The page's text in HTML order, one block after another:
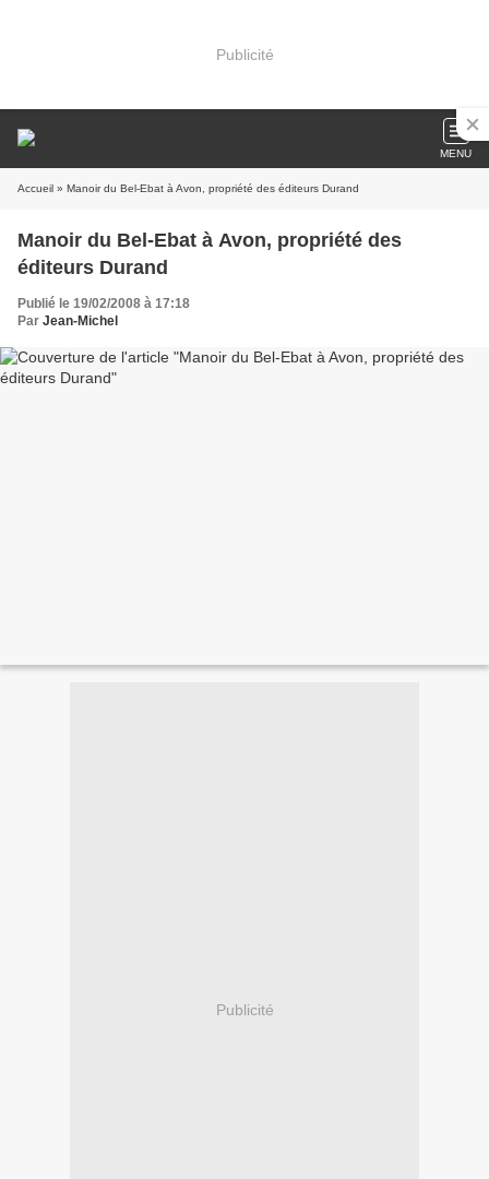
Publicité
MENU
Accueil » Manoir du Bel-Ebat à Avon, propriété des éditeurs Durand
Manoir du Bel-Ebat à Avon, propriété des
éditeurs Durand
Publié le 19/02/2008 à 17:18
Par Jean-Michel
Publicité